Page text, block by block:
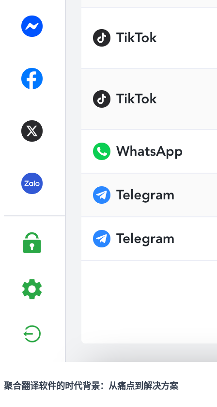
聚合翻译软件的时代背景：从痛点到解决方案